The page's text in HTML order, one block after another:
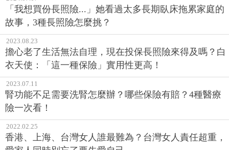
「我想買份長照險...」她看過太多長期臥床拖累家庭的
故事，3種長照險怎麼挑？
2023.08.23
擔心老了生活無法自理，現在投保長照險來得及嗎？白
衣天使：「這一種保險」實用性更高！
2023.07.11
腎功能不足需要洗腎怎麼辦？哪些保險有賠？4種醫療
險一次看！
2022.02.25
香港、上海、台灣女人誰最難為？台灣女人責任超重，